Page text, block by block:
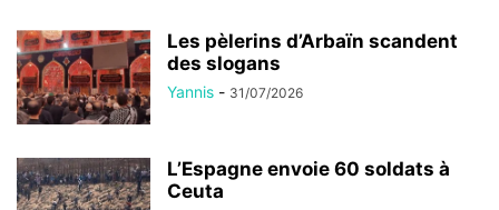
Les pèlerins d’Arbaïn scandent
des slogans
Yannis - 31/07/2026
L’Espagne envoie 60 soldats à
Ceuta